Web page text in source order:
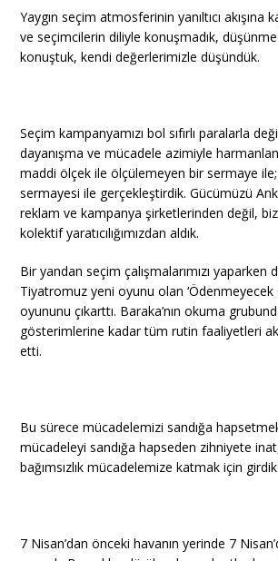
Yaygın seçim atmosferinin yanıltıcı akışına
ve seçimcilerin diliyle konuşmadık,
konuştuk, kendi değerlerimizle düşündük.
Seçim kampanyamızı bol sıfırlı paralarla
dayanışma ve mücadele azimiyle
maddi ölçek ile ölçülemeyen bir sermaye
sermayesi ile gerçekleştirdik. Gücümüzü
reklam ve kampanya şirketlerinden değil,
kolektif yaratıcılığımızdan aldık.
Bir yandan seçim çalışmalarımızı yaparken
Tiyatromuz yeni oyunu olan ‘Ödenmeyecek
oyununu çıkarttı. Baraka’nın okuma
gösterimlerine kadar tüm rutin faaliyetleri
etti.
Bu sürece mücadelemizi sandığa
mücadeleyi sandığa hapseden zihniyete
bağımsızlık mücadelemize katmak için girdik.
7 Nisan’dan önceki havanın yerinde 7